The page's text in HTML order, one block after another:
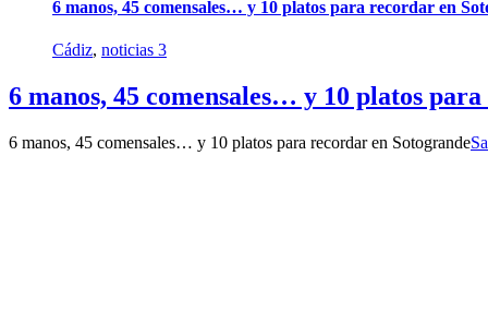
6 manos, 45 comensales… y 10 platos para recordar en
Cádiz, noticias 3
6 manos, 45 comensales… y 10 platos
6 manos, 45 comensales… y 10 platos para recordar en Sotogrande